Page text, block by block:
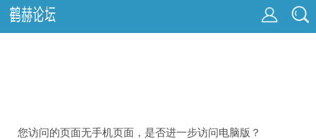
您访问的页面无手机页面，是否进一步访问电脑版？